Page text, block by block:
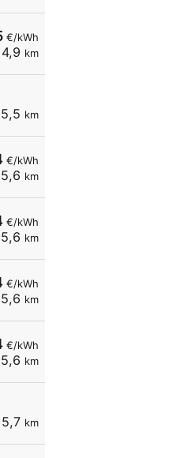
€/kWh
4,9 km
5,5 km
€/kWh
5,6 km
€/kWh
5,6 km
1
€/kWh
5,6 km
€/kWh
5,6 km
5,7 km
öffentlich